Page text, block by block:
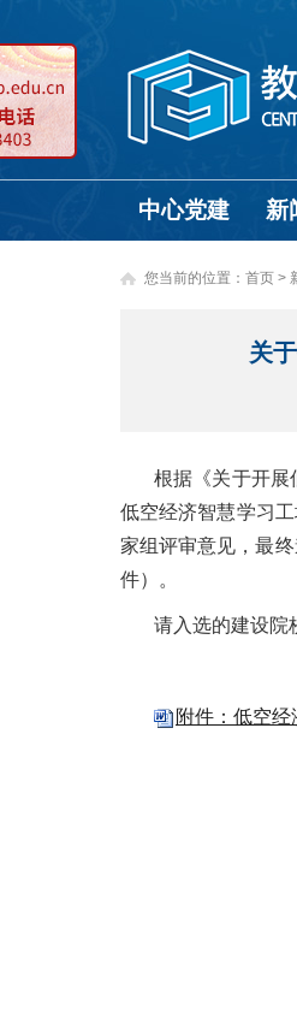
中心党建 新
您当前的位置： 首页 >
关
根据《关于开展
低空经济智慧学习
家组评审意见，最
件）。
请入选的建设院
附件：低空